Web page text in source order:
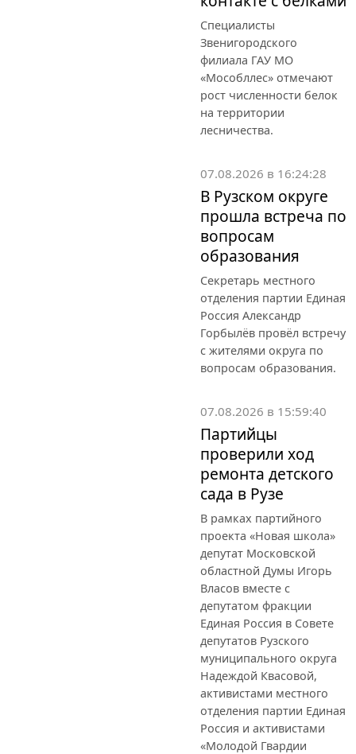
Специалисты
Звенигородского
филиала ГАУ МО
«Мособллес» отмечают
рост численности белок
на территории
лесничества.
07.08.2026 в 16:24:28
В Рузском округе
прошла встреча по
вопросам
образования
Секретарь местного
отделения партии Единая
Россия Александр
Горбылёв провёл встречу
с жителями округа по
вопросам образования.
07.08.2026 в 15:59:40
Партийцы
проверили ход
ремонта детского
сада в Рузе
В рамках партийного
проекта «Новая школа»
депутат Московской
областной Думы Игорь
Власов вместе с
депутатом фракции
Единая Россия в Совете
депутатов Рузского
муниципального округа
Надеждой Квасовой,
активистами местного
отделения партии Единая
Россия и активистами
«Молодой Гвардии